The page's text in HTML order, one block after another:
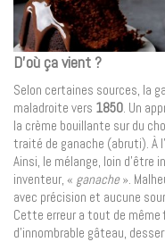
D’où ça vient ?
Selon certaines sources, la
maladroite vers 1850. Un
la crème bouillante sur du
traité de ganache (abruti). À
Ainsi, le mélange, loin d’être
inventeur, « ganache».
avec précision et aucune
Cette erreur a tout de
d’innombrable gâteau,